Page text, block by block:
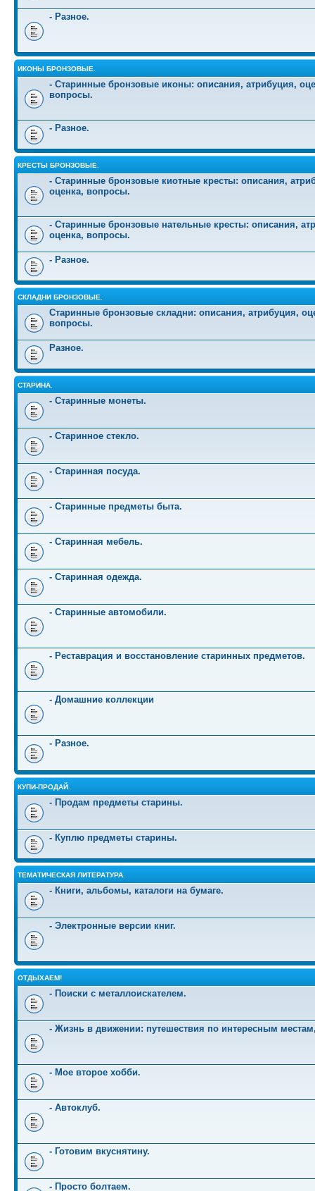
- Разное.
ИКОНЫ БРОНЗОВЫЕ.
- Старинные бронзовые иконы: описания, атрибуция,
вопросы.
- Разное.
КРЕСТЫ БРОНЗОВЫЕ.
- Старинные бронзовые киотные кресты: описания,
оценка, вопросы.
- Старинные бронзовые нательные кресты: описания,
оценка, вопросы.
- Разное.
СКЛАДНИ БРОНЗОВЫЕ.
Старинные бронзовые складни: описания, атрибуция,
вопросы.
Разное.
СТАРИНА.
- Старинные монеты.
- Старинное стекло.
- Старинная посуда.
- Старинные предметы быта.
- Старинная мебель.
- Старинная одежда.
- Старинные автомобили.
- Реставрация и восстановление старинных предметов.
- Домашние коллекции
- Разное.
КУПИ-ПРОДАЙ.
- Продам предметы старины.
- Куплю предметы старины.
ТЕМАТИЧЕСКАЯ ЛИТЕРАТУРА.
- Книги, альбомы, каталоги на бумаге.
- Электронные версии книг.
ОТДЫХАЕМ!
- Поиски с металлоискателем.
- Жизнь в движении: путешествия по интересным
- Мое второе хобби.
- Автоклуб.
- Готовим вкуснятину.
- Просто болтаем.